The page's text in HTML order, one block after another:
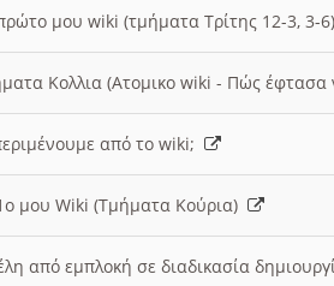
μου wiki (τμήματα Τρίτης 12-3, 3-
Κολλια (Ατομικο wiki - Πώς
από το wiki;
μου Wiki (Τμήματα Κούρια)
από εμπλοκή σε διαδικασία